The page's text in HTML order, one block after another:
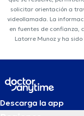
solicitar orientación a
videollamada. La
en fuentes de confianza,
Latorre Munoz y ha
Descarga la app